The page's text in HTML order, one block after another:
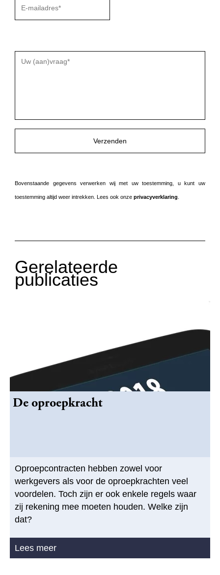
dit
veld
Bovenstaande gegevens verwerken wij met uw toestemming, u kunt uw
toestemming altijd weer intrekken. Lees ook onze privacyverklaring
Gerelateerde
publicaties
De oproepkracht
Oproepcontracten hebben zowel voor
werkgevers als voor de oproepkrachten veel
voordelen. Toch zijn er ook enkele regels waar
zij rekening mee moeten houden. Welke zijn
dat?
Lees meer